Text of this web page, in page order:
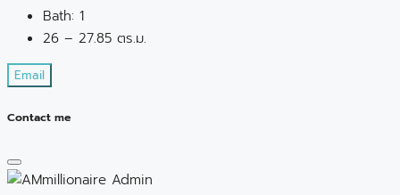
Bath: 1
26 – 27.85 ตร.ม.
Email
Contact me